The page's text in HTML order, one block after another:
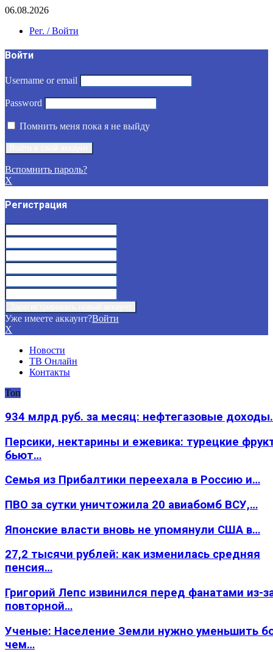
06.08.2026
Рег. / Войти
Войти
Username or email
Password
Помнить меня пока я не выйду
Вспомнить пароль?
X
Регистрация
Уже имеете аккаунт?Войти
X
Новости
ТВ Онлайн
Контакты
Топ
934 млрд руб. за месяц: нефтегазовые
Персики, нектарины и ежевика: турецкие
бьют…
Семья из Прибалтики переехала в Россию и…
ПВО за сутки уничтожила 20 авиабомб ВСУ,…
Японские власти вновь не упомянули США в…
27,2 тысячи рублей: как изменилась средняя
пенсия…
Григорий Лепс извинился перед фанатами из-
повторной…
Ученые: Население Земли нужно уменьшить
чем…